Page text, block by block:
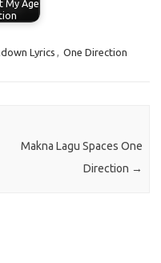
My Age
Lyrics , One Direction
Makna Lagu Spaces One
Direction →